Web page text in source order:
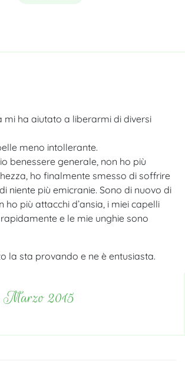
mi ha aiutato a liberarmi di diversi
meno intollerante.
benessere generale, non ho più
ho finalmente smesso di soffrire
niente più emicranie. Sono di nuovo di
ho più attacchi d’ansia, i miei capelli
e le mie unghie sono
la sta provando e ne è entusiasta.
Marzo 2015